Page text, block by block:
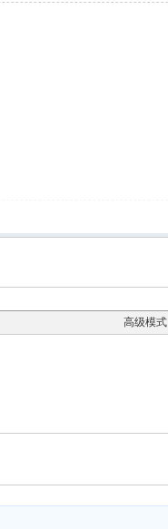
高级模式